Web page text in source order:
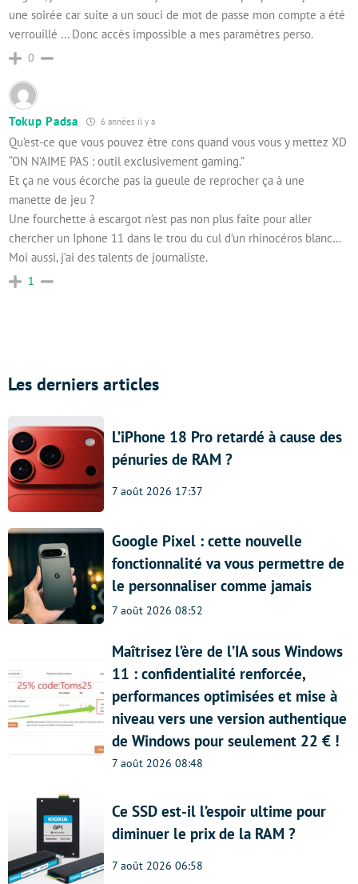
une soirée car suite a un souci de mot de passe mon compte a été
verrouillé … Donc accès impossible a mes paramètres perso.
0
Tokup Padsa 6 années il y a
Qu’est-ce que vous pouvez être cons quand vous vous y mettez XD
“ON N’AIME PAS : outil exclusivement gaming.”
Et ça ne vous écorche pas la gueule de reprocher ça à une
manette de jeu ?
Une fourchette à escargot n’est pas non plus faite pour aller
chercher un Iphone 11 dans le trou du cul d’un rhinocéros blanc…
Moi aussi, j’ai des talents de journaliste.
1
Les derniers articles
L’iPhone 18 Pro retardé à cause des
pénuries de RAM ?
7 août 2026 17:37
Google Pixel : cette nouvelle
fonctionnalité va vous permettre de
le personnaliser comme jamais
7 août 2026 08:52
Maîtrisez l’ère de l’IA sous Windows
11 : confidentialité renforcée,
performances optimisées et mise à
niveau vers une version authentique
de Windows pour seulement 22 € !
7 août 2026 08:48
Ce SSD est-il l’espoir ultime pour
diminuer le prix de la RAM ?
7 août 2026 06:58